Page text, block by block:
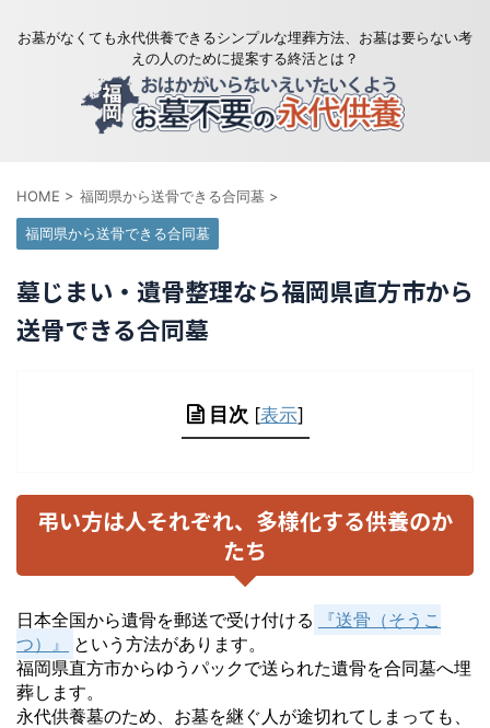
お墓がなくても永代供養できるシンプルな埋葬方法、お墓は要らない考
えの人のために提案する終活とは？
HOME > 福岡県から送骨できる合同墓 >
福岡県から送骨できる合同墓
墓じまい・遺骨整理なら福岡県直方市から
送骨できる合同墓
目次 [表示]
弔い方は人それぞれ、多様化する供養のか
たち
日本全国から遺骨を郵送で受け付ける
『送骨（そうこ
つ）』
という方法があります。
福岡県直方市からゆうパックで送られた遺骨を合同墓へ埋
葬します。
永代供養墓のため、お墓を継ぐ人が途切れてしまっても、